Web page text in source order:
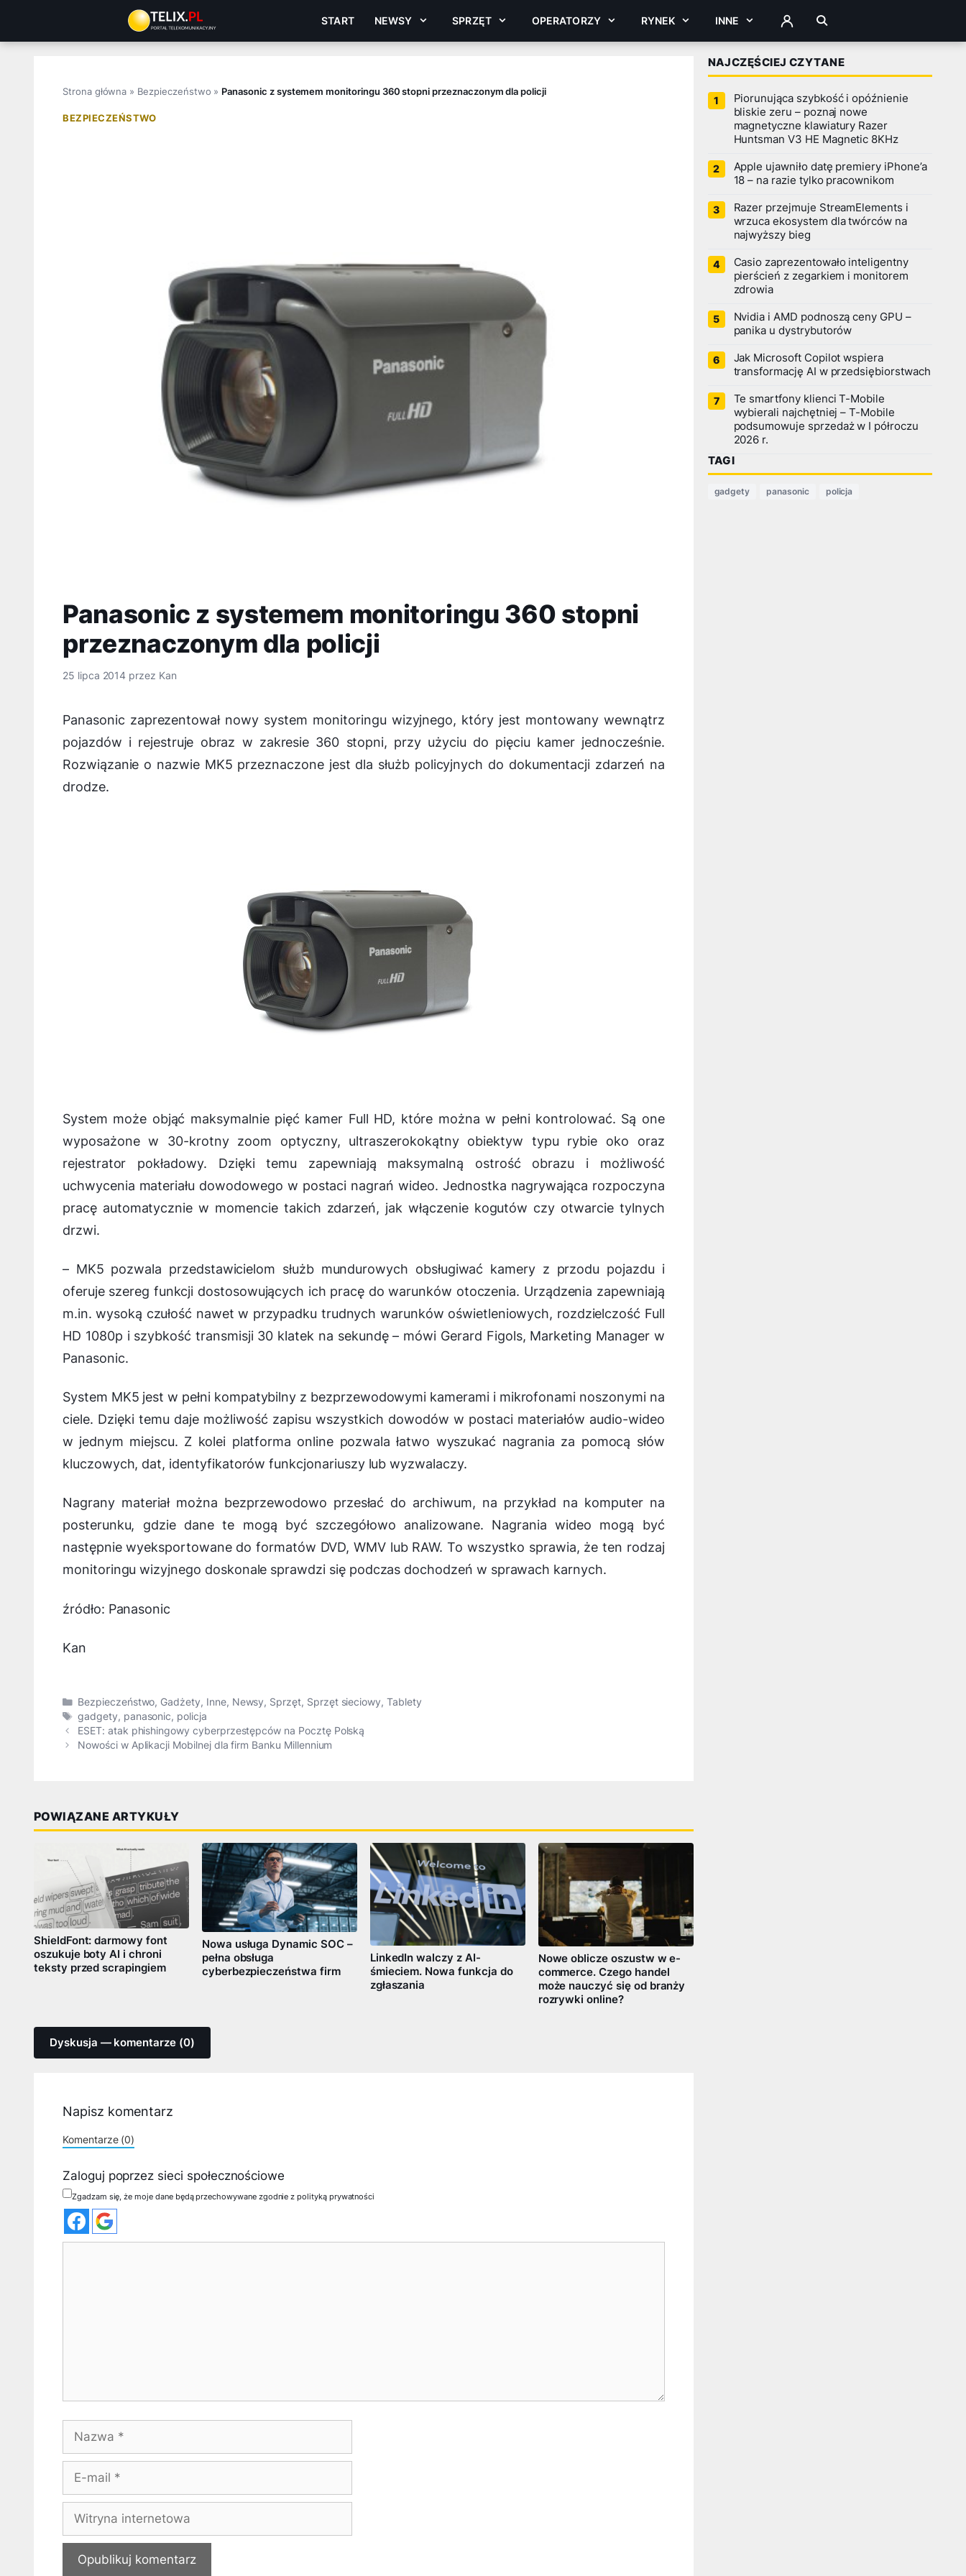
treści
START NEWSY SPRZĘT OPERATORZY RYNEK INNE ZALOGUJ
Strona główna » Bezpieczeństwo » Panasonic z systemem monitoringu 360 stopni przeznaczonym dla policji
BEZPIECZEŃSTWO
Panasonic z systemem monitoringu 360 stopni
przeznaczonym dla policji
25 lipca 2014 przez Kan
Panasonic zaprezentował nowy system monitoringu wizyjnego, który jest montowany wewnątrz
pojazdów i rejestruje obraz w zakresie 360 stopni, przy użyciu do pięciu kamer jednocześnie.
Rozwiązanie o nazwie MK5 przeznaczone jest dla służb policyjnych do dokumentacji zdarzeń na
drodze.
System może objąć maksymalnie pięć kamer Full HD, które można w pełni kontrolować. Są one
wyposażone w 30-krotny zoom optyczny, ultraszerokokątny obiektyw typu rybie oko oraz
rejestrator pokładowy. Dzięki temu zapewniają maksymalną ostrość obrazu i możliwość
uchwycenia materiału dowodowego w postaci nagrań wideo. Jednostka nagrywająca rozpoczyna
pracę automatycznie w momencie takich zdarzeń, jak włączenie kogutów czy otwarcie tylnych
drzwi.
– MK5 pozwala przedstawicielom służb mundurowych obsługiwać kamery z przodu pojazdu i
oferuje szereg funkcji dostosowujących ich pracę do warunków otoczenia. Urządzenia zapewniają
m.in. wysoką czułość nawet w przypadku trudnych warunków oświetleniowych, rozdzielczość Full
HD 1080p i szybkość transmisji 30 klatek na sekundę– mówi Gerard Figols, Marketing Manager w
Panasonic.
System MK5 jest w pełni kompatybilny z bezprzewodowymi kamerami i mikrofonami noszonymi na
ciele. Dzięki temu daje możliwość zapisu wszystkich dowodów w postaci materiałów audio-wideo
w jednym miejscu. Z kolei platforma online pozwala łatwo wyszukać nagrania za pomocą słów
kluczowych, dat, identyfikatorów funkcjonariuszy lub wyzwalaczy.
Nagrany materiał można bezprzewodowo przesłać do archiwum, na przykład na komputer na
posterunku, gdzie dane te mogą być szczegółowo analizowane. Nagrania wideo mogą być
następnie wyeksportowane do formatów DVD, WMV lub RAW. To wszystko sprawia, że ten rodzaj
monitoringu wizyjnego doskonale sprawdzi się podczas dochodzeń w sprawach karnych.
źródło: Panasonic
Kan
Kategorie
Bezpieczeństwo, Gadżety, Inne, Newsy, Sprzęt, Sprzęt sieciowy,Tablety
Tagi
gadgety, panasonic, policja
ESET: atak phishingowy cyberprzestępców na Pocztę Polską
Nowości w Aplikacji Mobilnej dla firm Banku Millennium
POWIĄZANE ARTYKUŁY
ShieldFont: darmowy font
oszukuje boty AI i chroni
teksty przed scrapingiem
Nowa usługa Dynamic SOC –
pełna obsługa
cyberbezpieczeństwa firm
LinkedIn walczy z AI-
śmieciem. Nowa funkcja do
zgłaszania
Nowe oblicze oszustw w e-
commerce. Czego handel
może nauczyć się od branży
rozrywki online?
Dyskusja — komentarze (0)
Napisz komentarz
Komentarze (0)
Zaloguj poprzez sieci społecznościowe
Zgadzam się, że moje dane będą przechowywane zgodnie z polityką prywatności
mail
internetowa
NAJCZĘŚCIEJ CZYTANE
Piorunująca szybkość i opóźnienie
bliskie zeru – poznaj nowe
magnetyczne klawiatury Razer
Huntsman V3 HE Magnetic 8KHz
Apple ujawniło datę premiery iPhone’a
18 – na razie tylko pracownikom
Razer przejmuje StreamElements i
wrzuca ekosystem dla twórców na
najwyższy bieg
Casio zaprezentowało inteligentny
pierścień z zegarkiem i monitorem
zdrowia
Nvidia i AMD podnoszą ceny GPU –
panika u dystrybutorów
Jak Microsoft Copilot wspiera
transformację AI w przedsiębiorstwach
Te smartfony klienci T-Mobile
wybierali najchętniej – T-Mobile
podsumowuje sprzedaż w I półroczu
2026 r.
TAGI
gadgety panasonic policja